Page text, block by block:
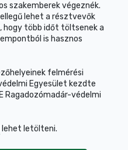
szakemberek végeznék.
lehet a résztvevők
hogy több időt töltsenek a
is hasznos
felmérési
Egyesület kezdte
Ragadozómadár-védelmi
lehet letölteni.